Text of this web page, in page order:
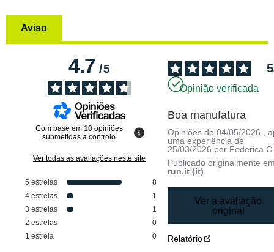
Aviso
4.7/5
Com base em 10 opiniões
submetidas a controlo
Ver todas as avaliações neste site
5 estrelas
8
4 estrelas
1
3 estrelas
1
2 estrelas
0
1 estrela 0
5
Opinião verificada
Boa manufatura
Opiniões de04/05/2026
,
uma experiência de
25/03/2026 por Federica
Publicado originalmente
run.it (it)
Ver a avaliação
original
Relatório